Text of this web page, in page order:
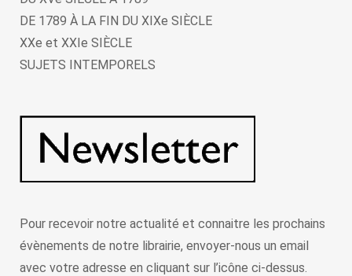
DE 1789 À LA FIN DU XIXe SIÈCLE
XXe et XXIe SIÈCLE
SUJETS INTEMPORELS
Pour recevoir notre actualité et connaitre les prochains
évènements de notre librairie, envoyer-nous un email
avec votre adresse en cliquant sur l’icône ci-dessus.